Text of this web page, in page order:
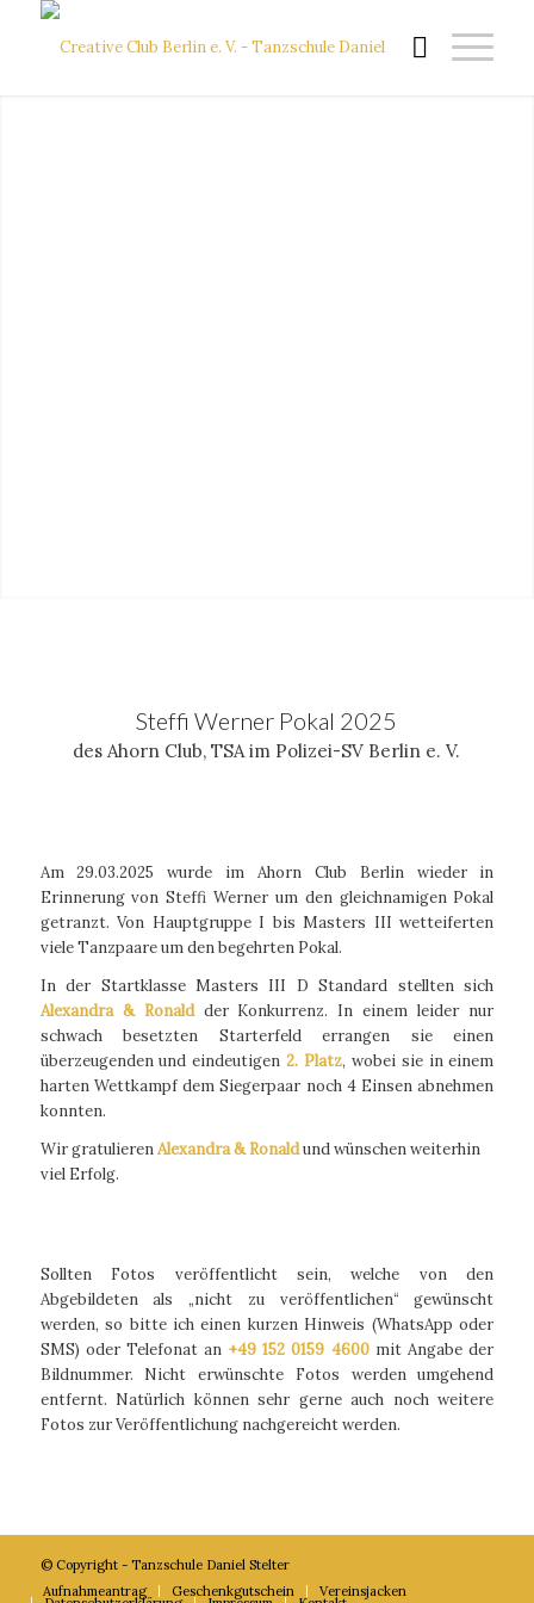
Steffi Werner Pokal 2025
des Ahorn Club, TSA im Polizei-SV Berlin e. V.
Am 29.03.2025 wurde im Ahorn Club Berlin wieder in
Erinnerung von Steffi Werner um den gleichnamigen Pokal
getranzt. Von Hauptgruppe I bis Masters III wetteiferten
viele Tanzpaare um den begehrten Pokal.
In der Startklasse Masters III D Standard stellten sich
Alexandra & Ronaldder Konkurrenz. In einem leider nur
schwach besetzten Starterfeld errangen sie einen
überzeugenden und eindeutigen2. Platz, wobei sie in einem
harten Wettkampf dem Siegerpaar noch 4 Einsen abnehmen
konnten.
Wir gratulierenAlexandra & Ronaldund wünschen weiterhin
viel Erfolg.
Sollten Fotos veröffentlicht sein, welche von den
Abgebildeten als „nicht zu veröffentlichen“ gewünscht
werden, so bitte ich einen kurzen Hinweis (WhatsApp oder
SMS) oder Telefonat an +49 152 0159 4600mit Angabe der
Bildnummer. Nicht erwünschte Fotos werden umgehend
entfernt. Natürlich können sehr gerne auch noch weitere
Fotos zur Veröffentlichung nachgereicht werden.
© Copyright - Tanzschule Daniel Stelter
Aufnahmeantrag
Geschenkgutschein Vereinsjacken